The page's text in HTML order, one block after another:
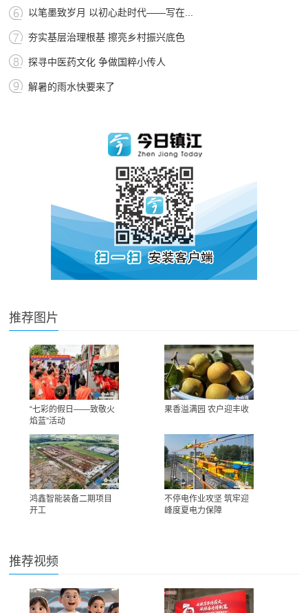
以笔墨致岁月 以初心赴时代——写在...
夯实基层治理根基 擦亮乡村振兴底色
探寻中医药文化 争做国粹小传人
解暑的雨水快要来了
推荐图片
“七彩的假日——致敬火
焰蓝”活动
果香溢满园 农户迎丰收
鸿鑫智能装备二期项目
开工
不停电作业攻坚 筑牢迎
峰度夏电力保障
推荐视频